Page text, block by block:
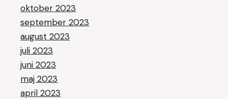
oktober 2023
september 2023
august 2023
juli 2023
juni 2023
maj 2023
april 2023